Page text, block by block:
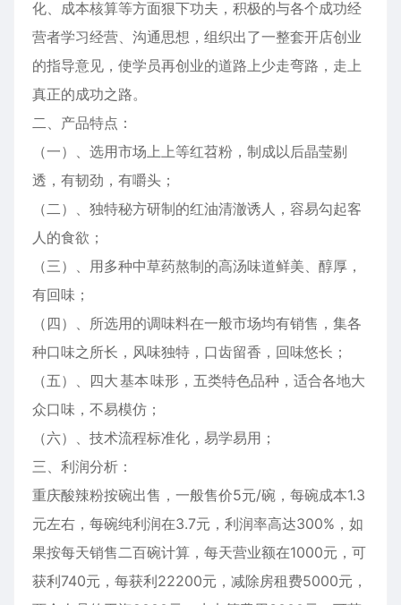
化、成本核算等方面狠下功夫，积极的与各个成功经
营者学习经营、沟通思想，组织出了一整套开店创业
的指导意见，使学员再创业的道路上少走弯路，走上
真正的成功之路。
二、产品特点：
（一）、选用市场上上等红苕粉，制成以后晶莹剔
透，有韧劲，有嚼头；
（二）、独特秘方研制的红油清澈诱人，容易勾起客
人的食欲；
（三）、用多种中草药熬制的高汤味道鲜美、醇厚，
有回味；
（四）、所选用的调味料在一般市场均有销售，集各
种口味之所长，风味独特，口齿留香，回味悠长；
（五）、四大基本味形，五类特色品种，适合各地大
众口味，不易模仿；
（六）、技术流程标准化，易学易用；
三、利润分析：
重庆酸辣粉按碗出售，一般售价5元/碗，每碗成本1.3
元左右，每碗纯利润在3.7元，利润率高达300%，如
果按每天销售二百碗计算，每天营业额在1000元，可
获利740元，每获利22200元，减除房租费5000元，